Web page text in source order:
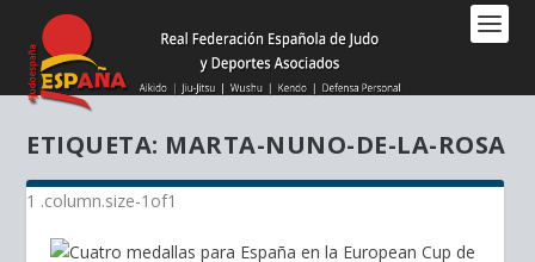
este
sitio
web
sistema
accesibilidad.
ETIQUETA: MARTA-NUNO-DE-LA-ROSA